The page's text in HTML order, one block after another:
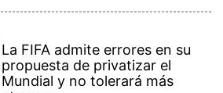
La FIFA admite errores en su
propuesta de privatizar el
Mundial y no tolerará más